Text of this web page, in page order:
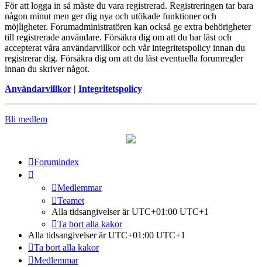
För att logga in så måste du vara registrerad. Registreringen tar bara
någon minut men ger dig nya och utökade funktioner och
möjligheter. Forumadministratören kan också ge extra behörigheter
till registrerade användare. Försäkra dig om att du har läst och
accepterat våra användarvillkor och vår integritetspolicy innan du
registrerar dig. Försäkra dig om att du läst eventuella forumregler
innan du skriver något.
Användarvillkor | Integritetspolicy
Bli medlem
Forumindex
Medlemmar
Teamet
Alla tidsangivelser är UTC+01:00 UTC+1
Ta bort alla kakor
Alla tidsangivelser är UTC+01:00 UTC+1
Ta bort alla kakor
Medlemmar